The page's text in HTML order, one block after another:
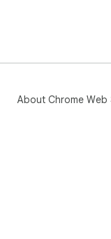
About Chrome Web